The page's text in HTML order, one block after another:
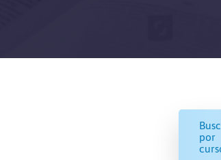
por